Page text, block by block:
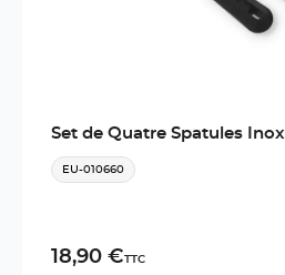
Set de Quatre Spatules Inox
EU-010660
18,90 €TTC